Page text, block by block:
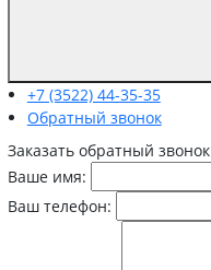
+7 (3522) 44-35-35
Обратный звонок
Заказать обратный звонок
Ваше имя:
Ваш телефон: